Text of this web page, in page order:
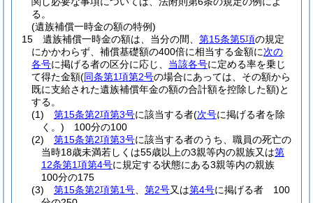
る。
(遺族補償一時金の額の特例)
15
遺族補償一時金の額は、当分の間、 第15条第5項の規定
にかかわらず、補償基礎額の400倍に相当する金額に次の
各号に掲げる者の区分に応じ、 当該各号に定める率を乗じ
て得た金額(同条第1項第2号の場合にあっては、その額から
既に支給された遺族補償年金の額の合計額を控除した額)と
する。
(1)
第15条第2項第3号に該当する者(次号に掲げる者を除
く。) 100分の100
(2)
第15条第2項第3号に該当する者のうち、職員の死亡の
当時18歳未満若しくは55歳以上の3親等内の親族又は第
12条第1項第4号に規定する状態にある3親等内の親族
100分の175
(3)
第15条第2項第1号 第2号又は第4号に掲げる者 100